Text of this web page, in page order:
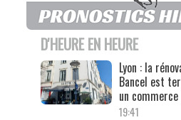
D'HEURE EN HEURE
Lyon : la
Bancel est
un
19:41